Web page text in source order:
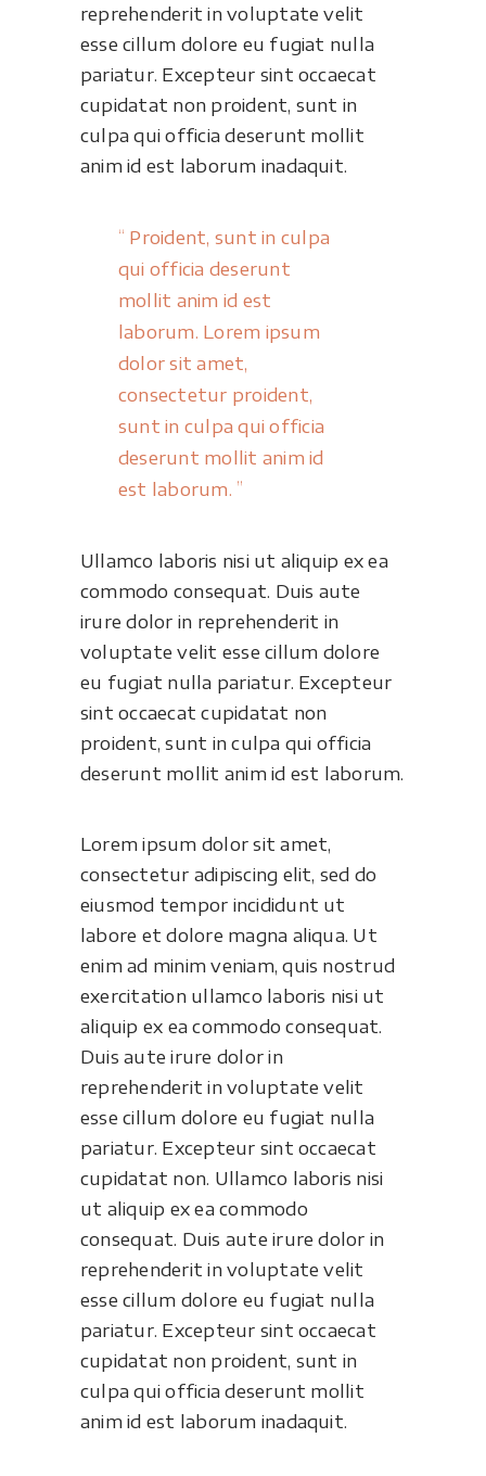
reprehenderit in voluptate velit
esse cillum dolore eu fugiat nulla
pariatur. Excepteur sint occaecat
cupidatat non proident, sunt in
culpa qui officia deserunt mollit
anim id est laborum inadaquit.
Proident, sunt in culpa
qui officia deserunt
mollit anim id est
laborum. Lorem ipsum
dolor sit amet,
consectetur proident,
sunt in culpa qui officia
deserunt mollit anim id
est laborum.
Ullamco laboris nisi ut aliquip ex ea
commodo consequat. Duis aute
irure dolor in reprehenderit in
voluptate velit esse cillum dolore
eu fugiat nulla pariatur. Excepteur
sint occaecat cupidatat non
proident, sunt in culpa qui officia
deserunt mollit anim id est laborum.
Lorem ipsum dolor sit amet,
consectetur adipiscing elit, sed do
eiusmod tempor incididunt ut
labore et dolore magna aliqua. Ut
enim ad minim veniam, quis nostrud
exercitation ullamco laboris nisi ut
aliquip ex ea commodo consequat.
Duis aute irure dolor in
reprehenderit in voluptate velit
esse cillum dolore eu fugiat nulla
pariatur. Excepteur sint occaecat
cupidatat non. Ullamco laboris nisi
ut aliquip ex ea commodo
consequat. Duis aute irure dolor in
reprehenderit in voluptate velit
esse cillum dolore eu fugiat nulla
pariatur. Excepteur sint occaecat
cupidatat non proident, sunt in
culpa qui officia deserunt mollit
anim id est laborum inadaquit.